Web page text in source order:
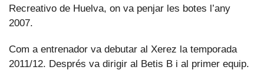
Recreativo de Huelva, on va penjar les botes l’any
2007.
Com a entrenador va debutar al Xerez la temporada
2011/12. Després va dirigir al Betis B i al primer equip.